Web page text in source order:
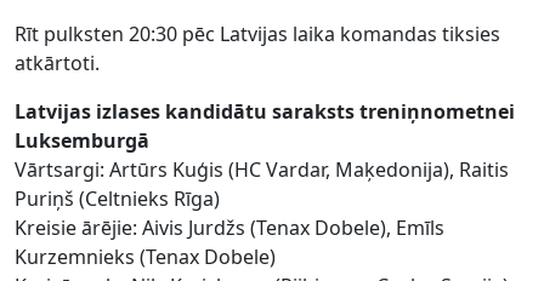
Rīt pulksten 20:30 pēc Latvijas laika komandas tiksies
atkārtoti.
Latvijas izlases kandidātu saraksts treniņnometnei
Luksemburgā
Vārtsargi: Artūrs Kuģis (HC Vardar, Maķedonija), Raitis
Puriņš (Celtnieks Rīga)
Kreisie ārējie: Aivis Jurdžs (Tenax Dobele), Emīls
Kurzemnieks (Tenax Dobele)